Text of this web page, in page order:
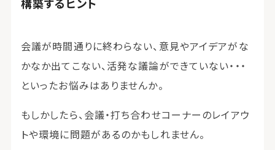
構築するヒント
会議が時間通りに終わらない、意見やアイデアがな
かなか出てこない、活発な議論ができていない・・・
といったお悩みはありませんか。
もしかしたら、会議・打ち合わせコーナーのレイアウ
トや環境に問題があるのかもしれません。